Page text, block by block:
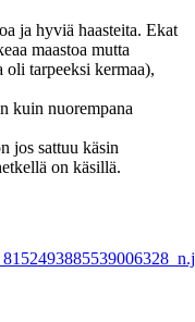
ja hyviä haasteita. Ekat
maastoa mutta
oli tarpeeksi kermaa),
kuin nuorempana
jos sattuu käsin
on käsillä.